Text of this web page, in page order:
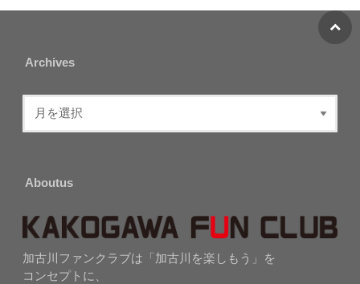
Archives
Aboutus
加古川ファンクラブは「加古川を楽しもう」を
コンセプトに、